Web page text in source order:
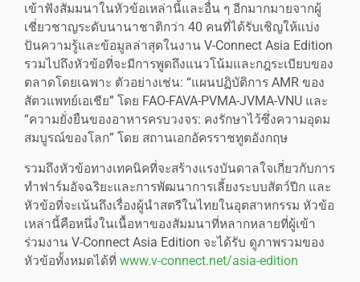
เข้าฟังสัมมนาในหัวข้อเหล่านี้และอื่น ๆ อีกมากมายจากผู้
เชี่ยวชาญระดับนานาชาติกว่า 40 คนที่ได้รับเชิญให้แบ่ง
ปันความรู้และข้อมูลล่าสุดในงาน V-Connect Asia Edition
รวมไปถึงหัวข้อที่จะมีการพูดถึงแนวโน้มและกฎระเบียบของ
ตลาดโดยเฉพาะ ตัวอย่างเช่น: “แผนปฏิบัติการ AMR ของ
สัตวแพทย์เอเชีย” โดย FAO-FAVA-PVMA-JVMA-VNU และ
“ความยั่งยืนของอาหารครบวงจร: คงรักษาไว้ซึ่งความอุดม
สมบูรณ์ของโลก” โดย สถานเอกอัครราชทูตอังกฤษ
รวมถึงหัวข้อทางเทคนิคที่จะสร้างแรงบันดาลใจเกี่ยวกับการ
ทำฟาร์มอัจฉริยะและการพัฒนาการเลี้ยงระบบสัตว์ปีก และ
หัวข้อที่จะเน้นถึงเรื่องผู้นำสตรีในไทยในอุตสาหกรรม หัวข้อ
เหล่านี้คือหนึ่งในเนื้อหาของสัมมนาที่หลากหลายที่ผู้เข้า
ร่วมงาน V-Connect Asia Edition จะได้รับ ดูภาพรวมของ
หัวข้อทั้งหมดได้ที่ www.v-connect.net/asia-edition